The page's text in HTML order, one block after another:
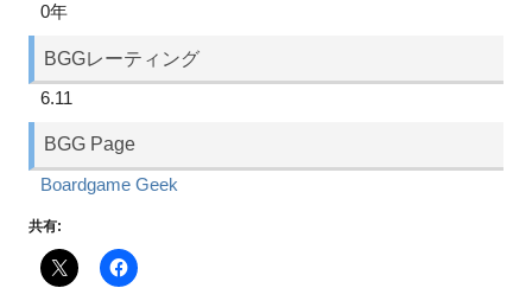
0年
BGGレーティング
6.11
BGG Page
Boardgame Geek
共有: